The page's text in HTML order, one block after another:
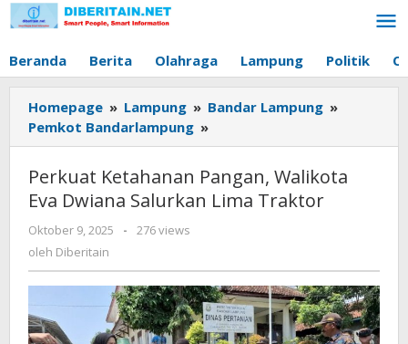
Lewati
ke
Beranda Berita Olahraga Lampung Politik
Homepage » Lampung » Bandar Lampung »
Pemkot Bandarlampung »
Ketahanan
Walikota
Eva
Lima
Traktor
Perkuat Ketahanan Pangan, Walikota
Eva Dwiana Salurkan Lima Traktor
Oktober 9, 2025
oleh
-
276 views
oleh Diberitain